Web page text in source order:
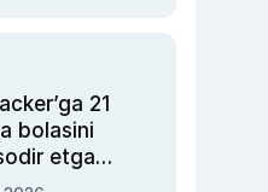
xavotir
21
bolasini
etgan
o‘qildi